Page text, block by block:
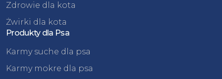
Zdrowie dla kota
Żwirki dla kota
Produkty dla Psa
Karmy suche dla psa
Karmy mokre dla psa